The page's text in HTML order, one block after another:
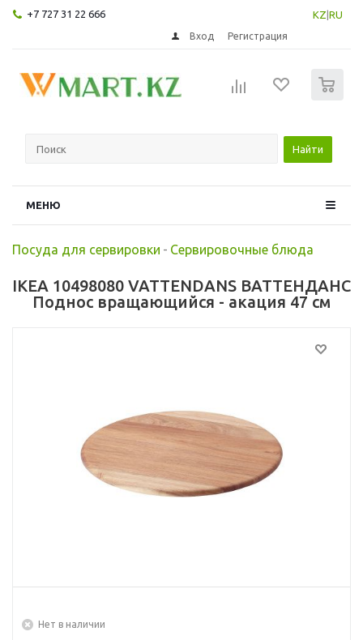
+7 727 31 22 666 KZ RU
Вход Регистрация
Найти
МЕНЮ
Посуда для сервировки - Сервировочные блюда
IKEA 10498080 VATTENDANS ВАТТЕНДАНС
Поднос вращающийся - акация 47 см
Нет в наличии